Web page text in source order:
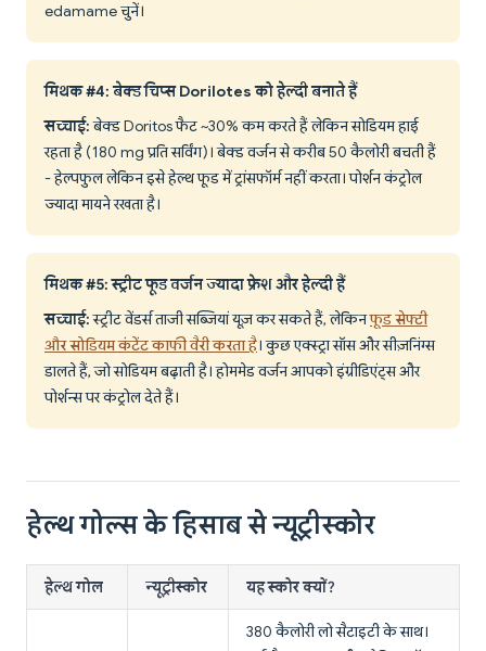
edamame चुनें।
मिथक #4: बेक्ड चिप्स Dorilotes को हेल्दी बनाते हैं
सच्चाई:बेक्ड Doritos फैट ~30% कम करते हैं लेकिन सोडियम हाई
रहता है (180 mg प्रति सर्विंग)। बेक्ड वर्जन से करीब 50 कैलोरी बचती हैं
- हेल्पफुल लेकिन इसे हेल्थ फूड में ट्रांसफॉर्म नहीं करता। पोर्शन कंट्रोल
ज्यादा मायने रखता है।
मिथक #5: स्ट्रीट फूड वर्जन ज्यादा फ्रेश और हेल्दी हैं
सच्चाई:स्ट्रीट वेंडर्स ताजी सब्जियां यूज़ कर सकते हैं, लेकिनफूड सेफ्टी
और सोडियम कंटेंट काफी वैरी करता है। कुछ एक्स्ट्रा सॉस और सीज़निंग्स
डालते हैं, जो सोडियम बढ़ाती है। होममेड वर्जन आपको इंग्रीडिएंट्स और
पोर्शन्स पर कंट्रोल देते हैं।
हेल्थ गोल्स के हिसाब से न्यूट्रीस्कोर
हेल्थ गोल न्यूट्रीस्कोर यह स्कोर क्यों?
380 कैलोरी लो सैटाइटी के साथ।